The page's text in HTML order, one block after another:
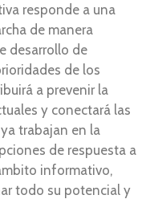
responde a una
de manera
desarrollo de
de los
a prevenir la
y conectará las
trabajan en la
de respuesta a
informativo,
todo su potencial y